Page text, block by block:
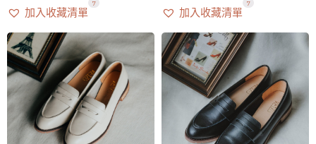
加入收藏清單
7
加入收藏清單
7